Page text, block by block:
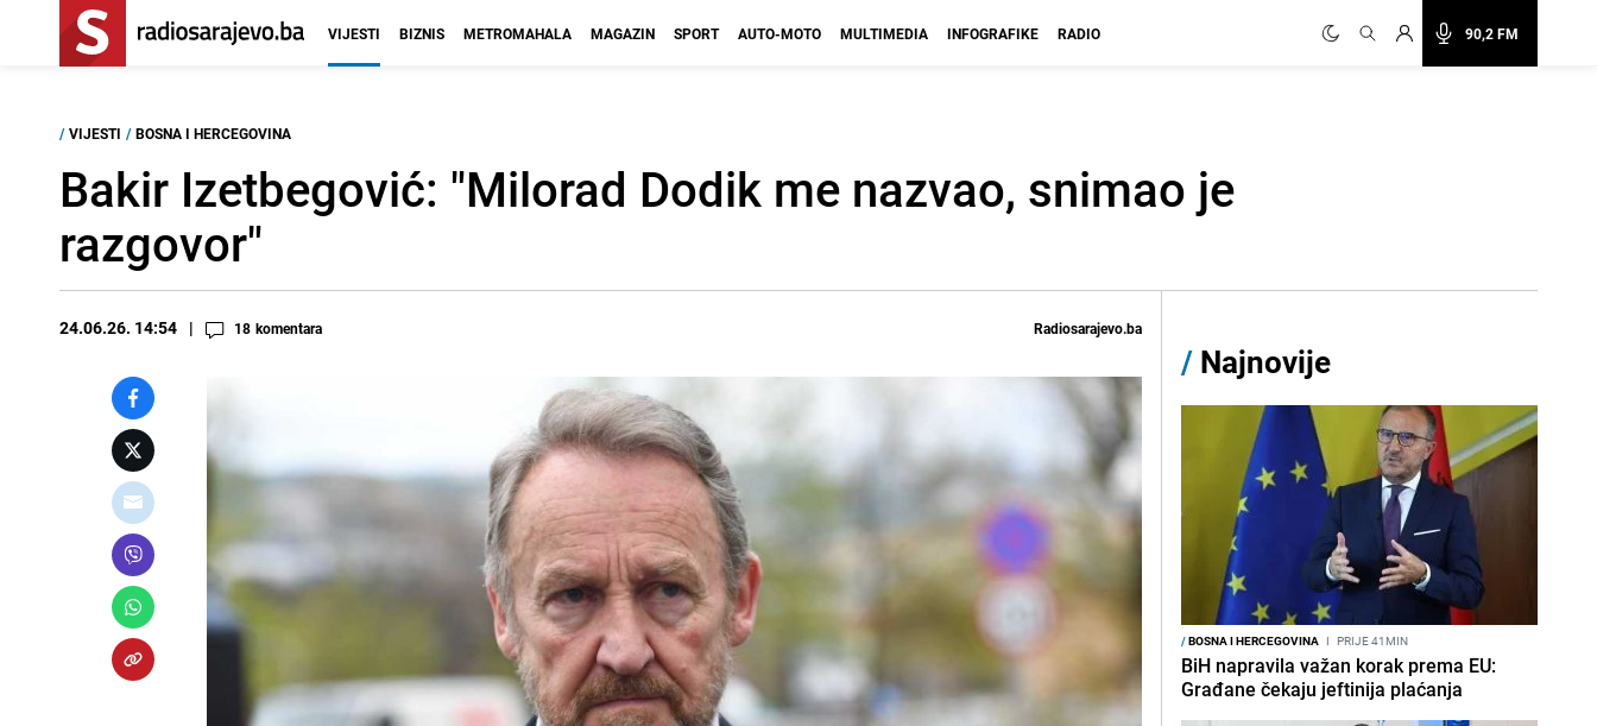
90,2 FM
VIJESTI BIZNIS METROMAHALA MAGAZIN SPORT AUTO-MOTO MULTIMEDIA INFOGRAFIKE RADIO
/ VIJESTI / BOSNA I HERCEGOVINA
Bakir Izetbegović: "Milorad Dodik me nazvao, snimao je
razgovor"
24.06.26. 14:54 18 komentara Radiosarajevo.ba
/ Najnovije
/BOSNA I HERCEGOVINA I PRIJE 41MIN
BiH napravila važan korak prema EU:
Građane čekaju jeftinija plaćanja